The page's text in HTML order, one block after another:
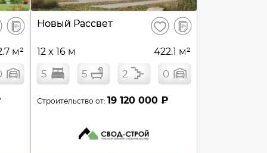
В
сравнение
м²
Новый Рассвет Сохранить
В
сравнение
12 x 16 м 422.1 м²
5 5 2 0
Строительство от:19 120 000 ₽